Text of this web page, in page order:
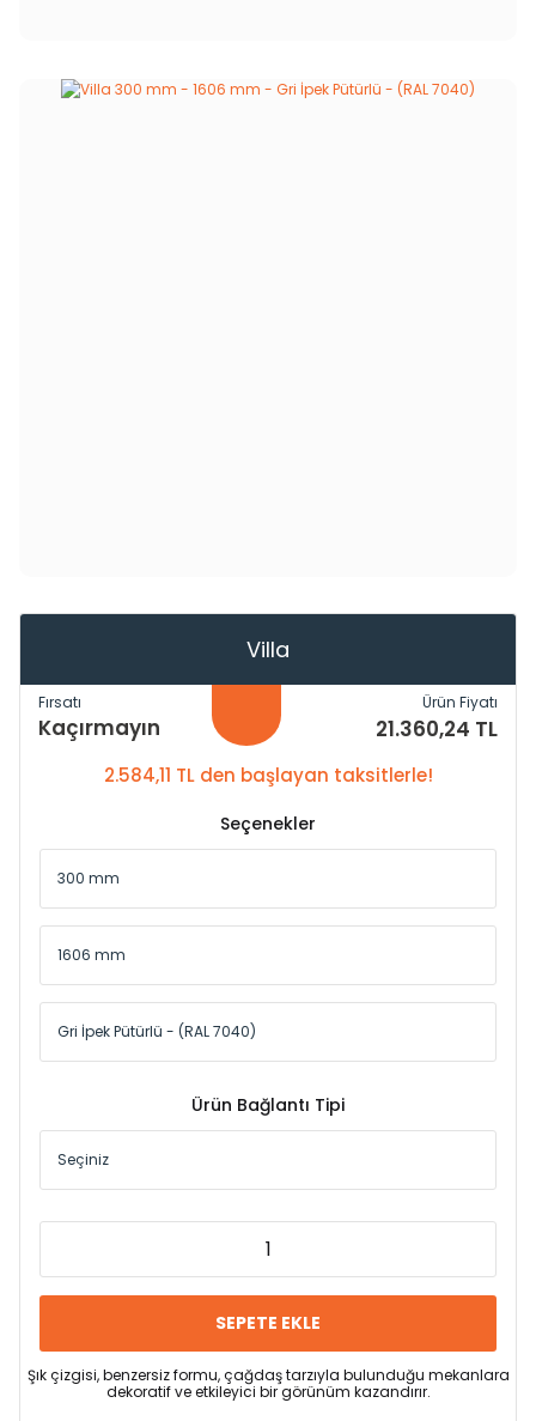
Villa
Fırsatı
Kaçırmayın
Ürün Fiyatı
21.360,24 TL
2.584,11 TL den başlayan taksitlerle!
Seçenekler
Ürün Bağlantı Tipi
SEPETE EKLE
Şık çizgisi, benzersiz formu, çağdaş tarzıyla bulunduğu mekanlara
dekoratif ve etkileyici bir görünüm kazandırır.